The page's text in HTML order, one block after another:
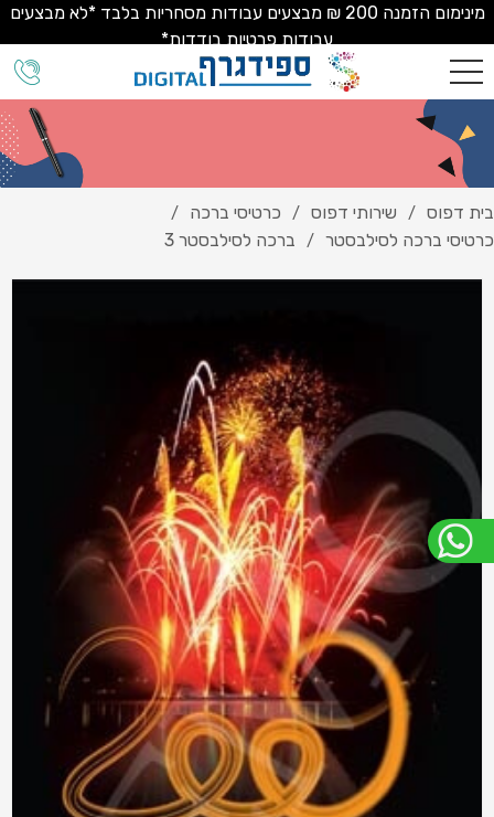
מינימום הזמנה 200 ₪ מבצעים עבודות מסחריות בלבד *לא מבצעים
עבודות פרטיות בודדות*
בית דפוס / שירותי דפוס / כרטיסי ברכה /
כרטיסי ברכה לסילבסטר / ברכה לסילבסטר 3